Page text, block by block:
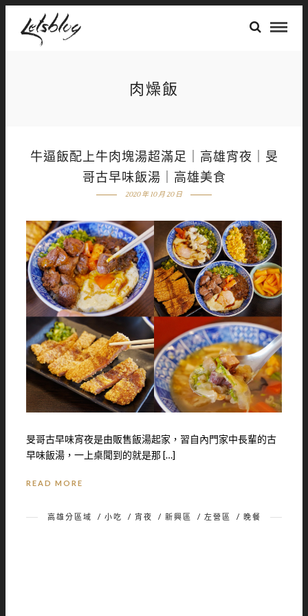
肉燥飯
牛逼飯配上牛肉塊湯超滿足｜高雄宵夜｜旻
哥古早味飯湯｜高雄美食
2020 年 10 月 20 日
旻哥古早味宵夜是由販售飯湯起家，習自內門家中長輩的古
早味飯湯，一上桌聞到的就是那 […]
READ MORE
高雄分區域 / 小吃 / 宵夜 / 新興區 / 左營區 / 晚餐